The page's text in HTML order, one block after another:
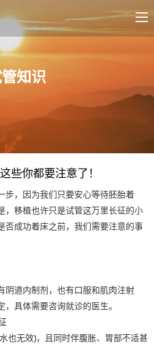
知识
些你都要注意了！
，因为我们只要安心等待胚胎着
，移植也许只是试管这万里长征的小
否成功着床之前，我们需要注意的事
道内制剂，也有口服和肌肉注射
具体需要咨询就诊的医生。
无效)，且同时伴腹胀、胃部不适甚